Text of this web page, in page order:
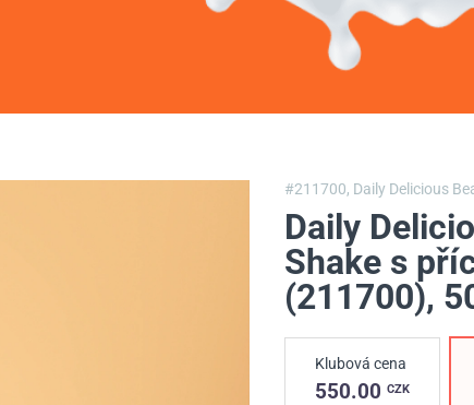
#211700, Daily Delicious
Daily
Shake s
(211700),
Klubová cena
550.00 CZK